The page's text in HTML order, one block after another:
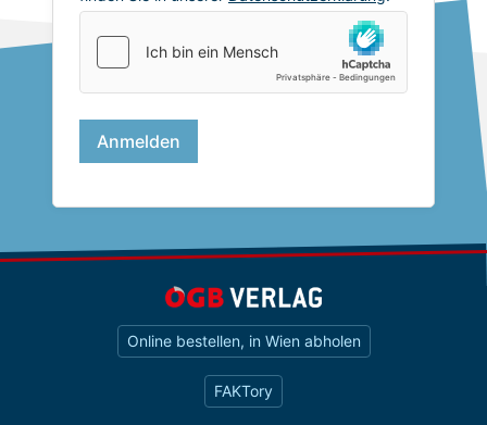
Online bestellen, in Wien abholen
FAKTory